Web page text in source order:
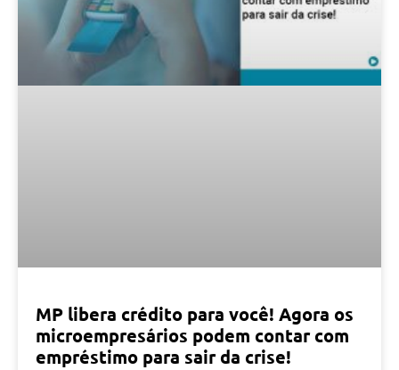
MP libera crédito para você! Agora os
microempresários podem contar com
empréstimo para sair da crise!